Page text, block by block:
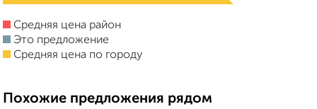
Средняя цена район
Это предложение
Средняя цена по городу
Похожие предложения рядом